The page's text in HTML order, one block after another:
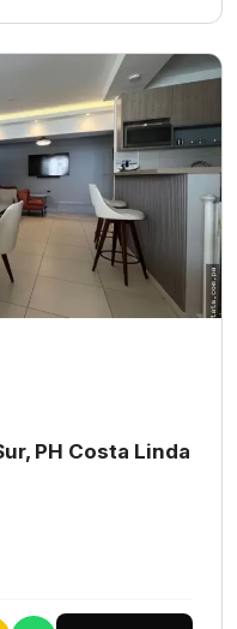
PH Costa Linda